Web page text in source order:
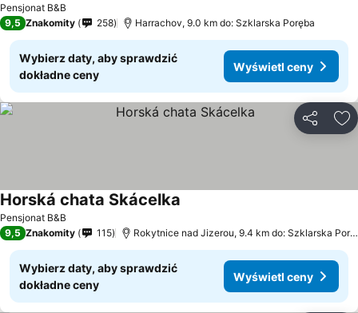
Pensjonat B&B
9,5 Znakomity 258 Harrachov, 9.0 km do: Szklarska Poręba
Wybierz daty, aby sprawdzić
dokładne ceny
Wyświetl ceny
Pensjonat B&B
Horská chata Skácelka
9,5 Znakomity 115 Rokytnice nad Jizerou, 9.4 km do: Szklarska Poręba
Wybierz daty, aby sprawdzić
dokładne ceny
Wyświetl ceny